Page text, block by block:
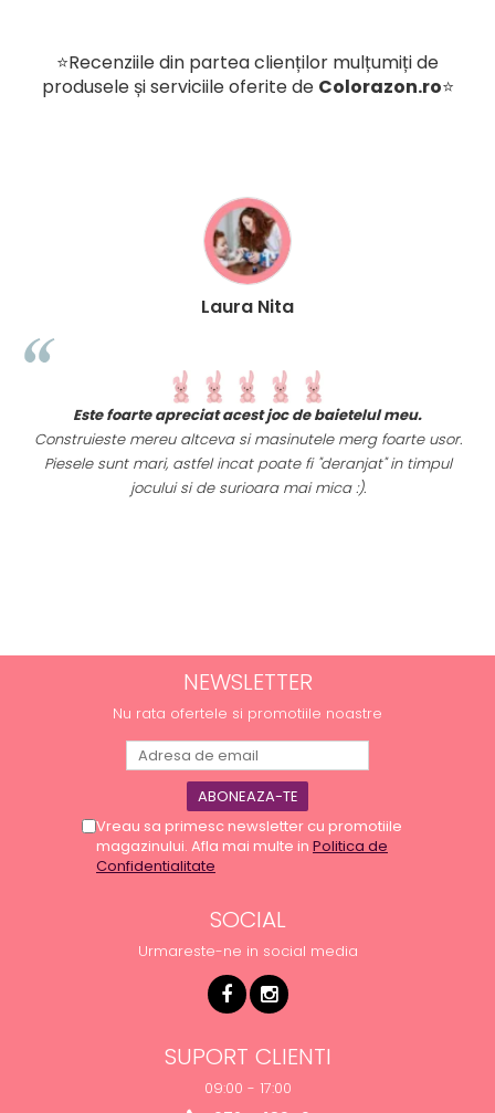
⭐Recenziile din partea clienților mulțumiți de
produsele și serviciile oferite de Colorazon.ro⭐
Laura Nita
Este foarte apreciat acest joc de baietelul meu.
Construieste mereu altceva si masinutele merg foarte usor.
Piesele sunt mari, astfel incat poate fi "deranjat" in timpul
jocului si de surioara mai mica :).
NEWSLETTER
Nu rata ofertele si promotiile noastre
Vreau sa primesc newsletter cu promotiile
magazinului. Afla mai multe in Politica de
Confidentialitate
SOCIAL
Urmareste-ne in social media
SUPORT CLIENTI
09:00 - 17:00